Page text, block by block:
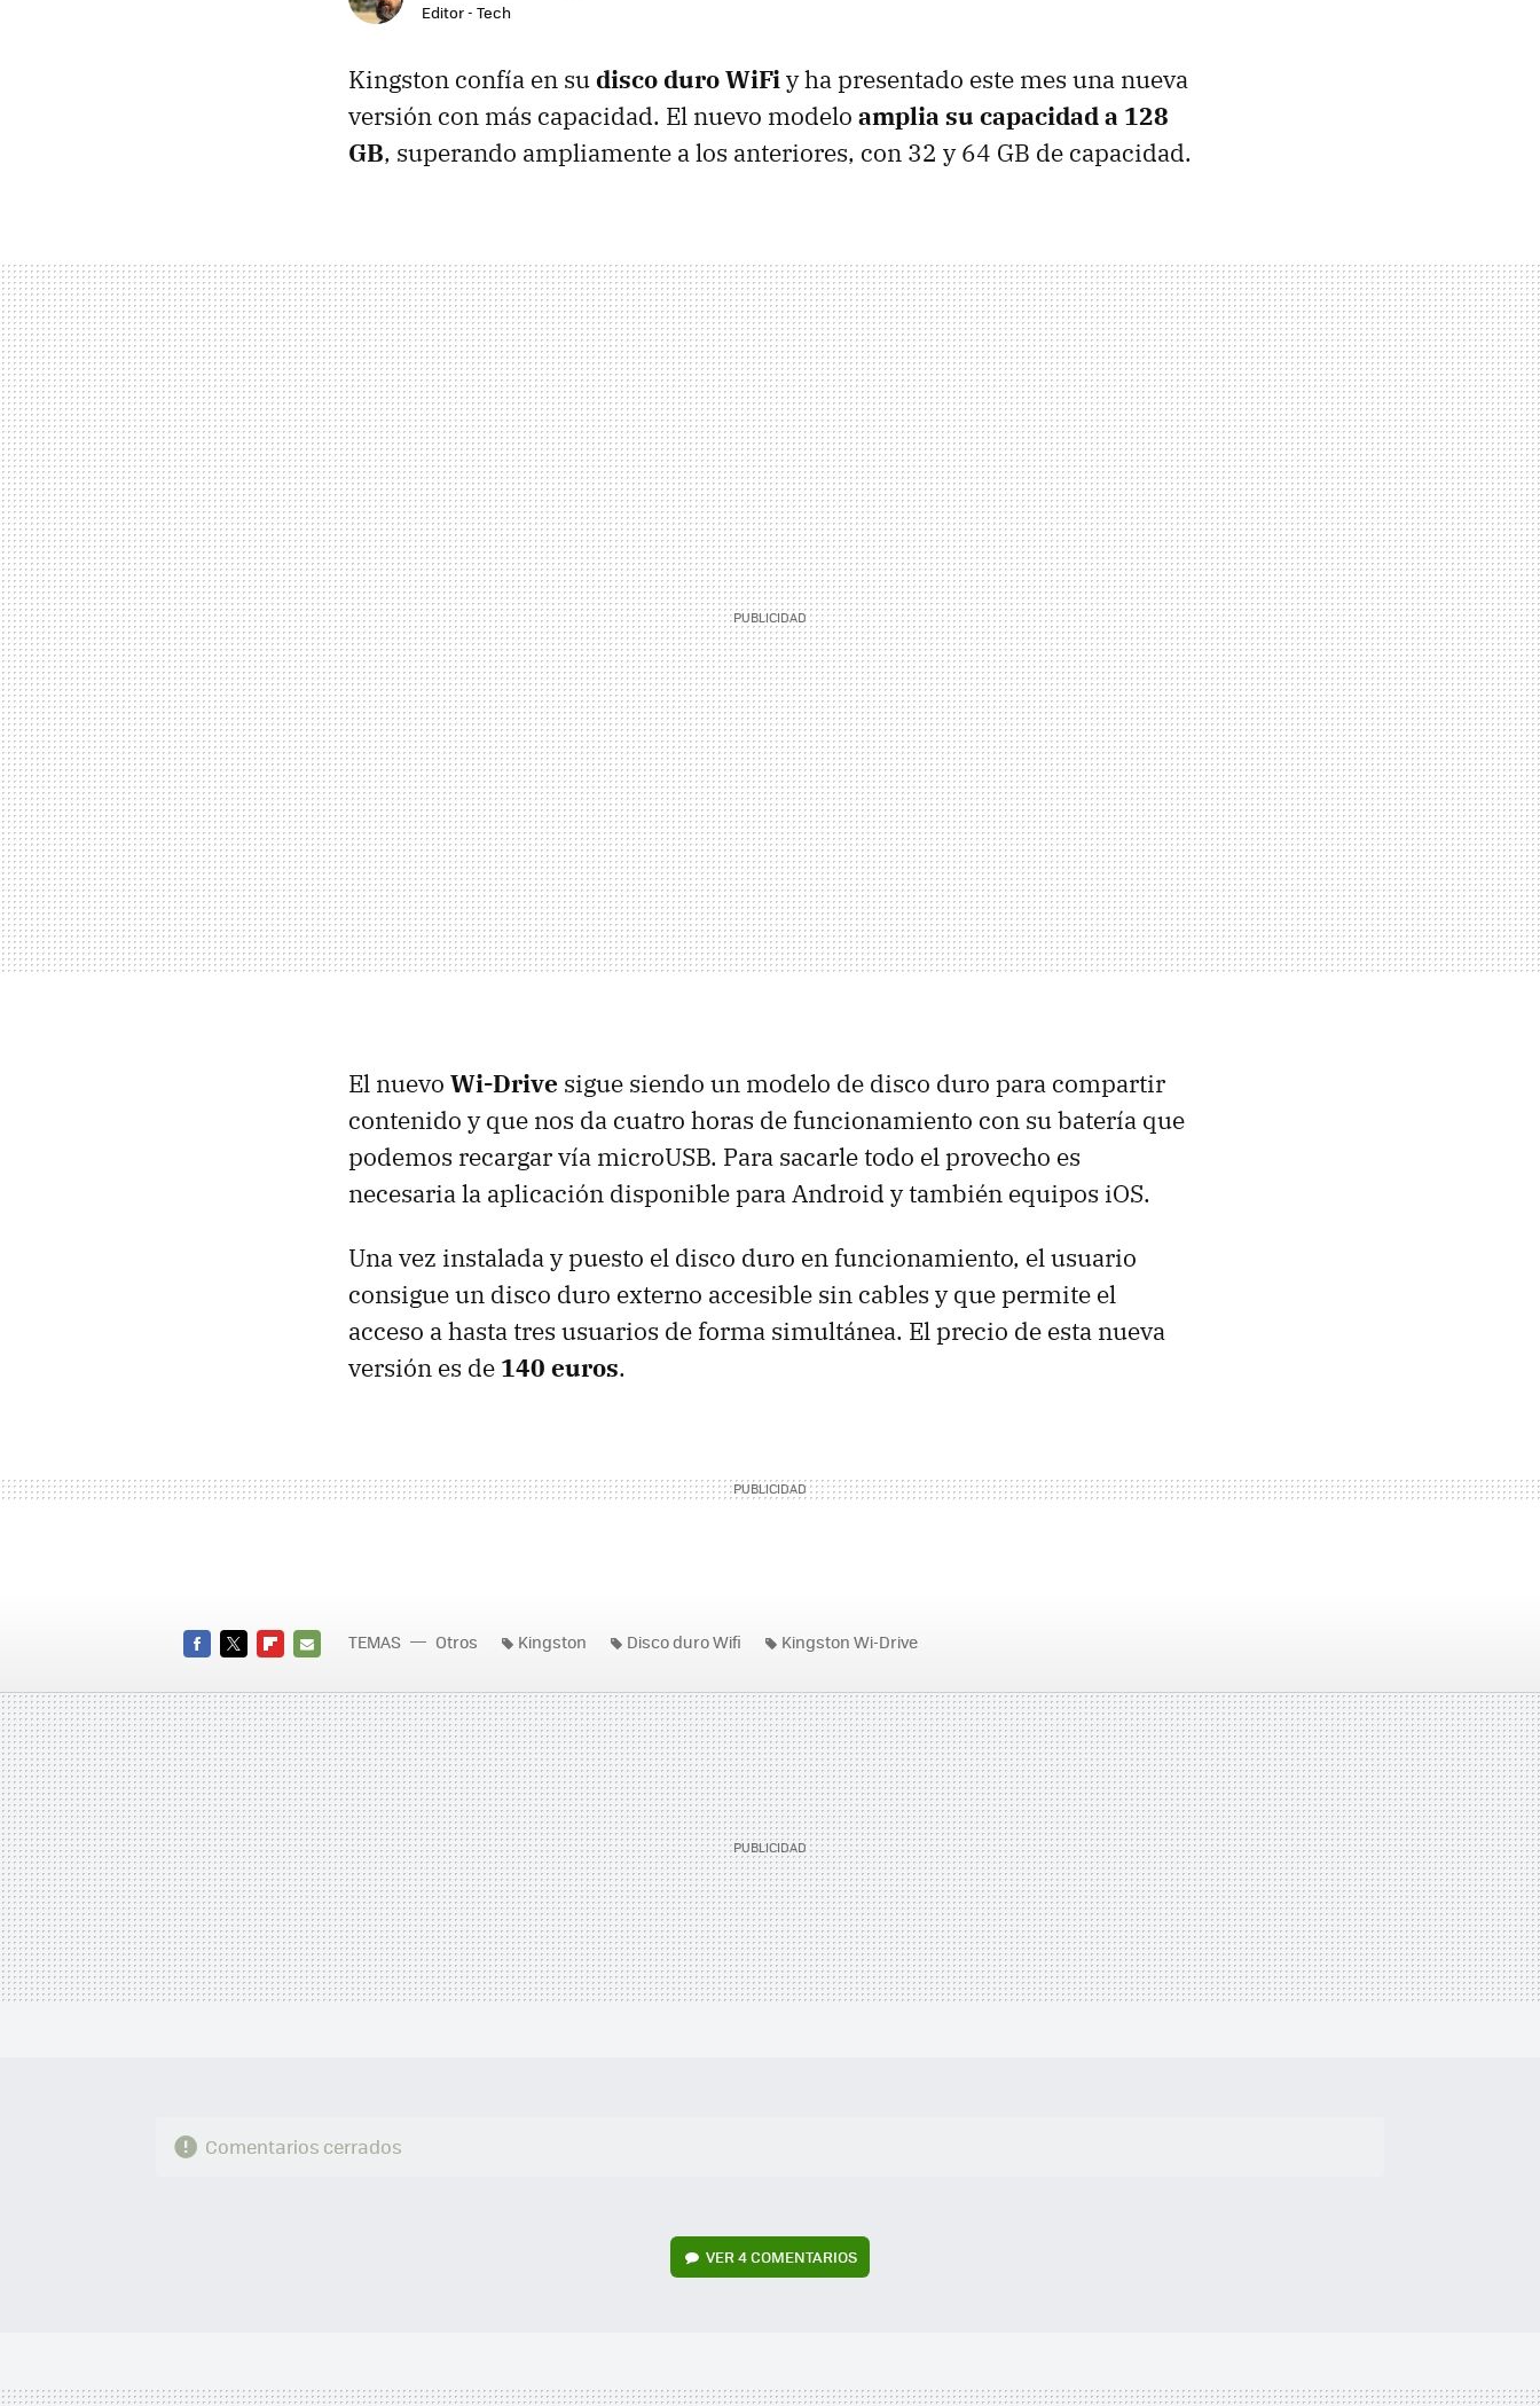
Editor - Tech
Kingston confía en sudisco duro WiFiy ha presentado este mes una nueva
versión con más capacidad. El nuevo modelo amplia su capacidad a 128
GB, superando ampliamente a los anteriores, con 32 y 64 GB de capacidad.
El nuevo Wi-Drive sigue siendo un modelo de disco duro para compartir
contenido y que nos da cuatro horas de funcionamiento con su batería que
podemos recargar vía microUSB. Para sacarle todo el provecho es
necesaria la aplicación disponible para Android y también equipos iOS.
Una vez instalada y puesto el disco duro en funcionamiento, el usuario
consigue un disco duro externo accesible sin cables y que permite el
acceso a hasta tres usuarios de forma simultánea. El precio de esta nueva
versión es de 140 euros.
MAIL
TEMAS Otros Kingston Disco duro Wifi Kingston Wi-Drive
Comentarios cerrados
VER4 COMENTARIOS